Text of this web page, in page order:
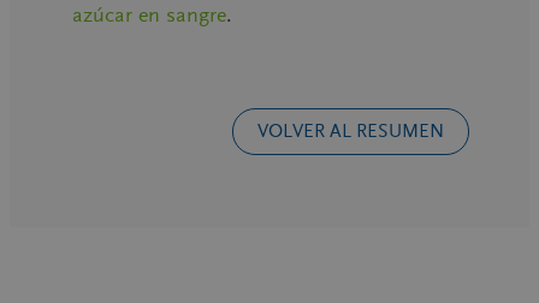
azúcar en sangre.
VOLVER AL RESUMEN